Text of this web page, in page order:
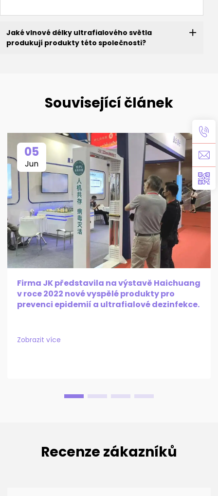
Jaké vlnové délky ultrafialového světla
produkují produkty této společnosti?
Související článek
05
Jun
Firma JK představila na výstavě Haichuang
v roce 2022 nové vyspělé produkty pro
prevenci epidemií a ultrafialové dezinfekce.
Zobrazit více
Recenze zákazníků